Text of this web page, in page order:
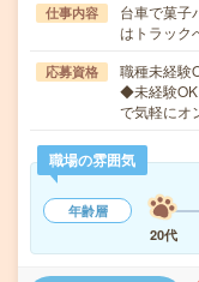
仕事内容
台車で菓子
はトラック
応募資格
職種未経験
◆未経験OK
で気軽に
職場の雰囲気
年齢層
20代